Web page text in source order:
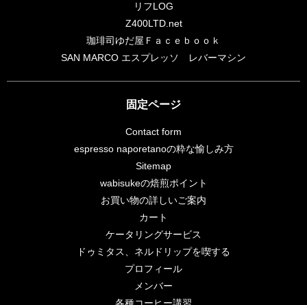
リフLOG
Z400LTD.net
珈琲司ゆだ屋Ｆａｃｅｂｏｏｋ
SAN MARCO エスプレッソ レバーマシン
固定ページ
Contact form
espresso naporetanoの粋な愉しみ方
Sitemap
wabisukeの焙煎ポイント
お買い物の詳しいご案内
カート
ケータリングサービス
ドゥミタス、ネルドリップを喫する
プロフィール
メンバー
各種コーヒー講習